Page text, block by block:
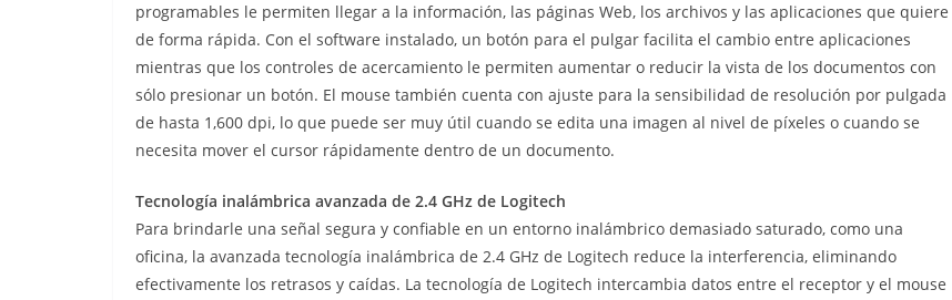
programables le permiten llegar a la información, las páginas Web, los archivos y las aplicaciones que quiere
de forma rápida. Con el software instalado, un botón para el pulgar facilita el cambio entre aplicaciones
mientras que los controles de acercamiento le permiten aumentar o reducir la vista de los documentos con
sólo presionar un botón. El mouse también cuenta con ajuste para la sensibilidad de resolución por pulgada
de hasta 1,600 dpi, lo que puede ser muy útil cuando se edita una imagen al nivel de píxeles o cuando se
necesita mover el cursor rápidamente dentro de un documento.
Tecnología inalámbrica avanzada de 2.4 GHz de Logitech
Para brindarle una señal segura y confiable en un entorno inalámbrico demasiado saturado, como una
oficina, la avanzada tecnología inalámbrica de 2.4 GHz de Logitech reduce la interferencia, eliminando
efectivamente los retrasos y caídas. La tecnología de Logitech intercambia datos entre el receptor y el mouse